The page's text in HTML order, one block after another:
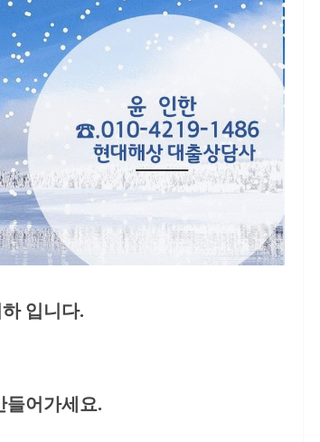
입니다.
들어가세요.